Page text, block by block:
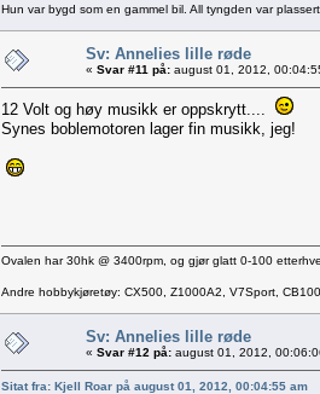
Hun var bygd som en gammel bil. All tyngden var
Sv: Annelies lille røde
« Svar #11 på: august 01, 2012,
12 Volt og høy musikk er oppskrytt....
Synes boblemotoren lager fin musikk, jeg!
Ovalen har 30hk @ 3400rpm, og gjør glatt 0-100
Andre hobbykjøretøy: CX500, Z1000A2, V7Sport, CB100
Sv: Annelies lille røde
« Svar #12 på: august 01, 2012,
Sitat fra: Kjell Roar på august 01, 2012, 00:04:55 am